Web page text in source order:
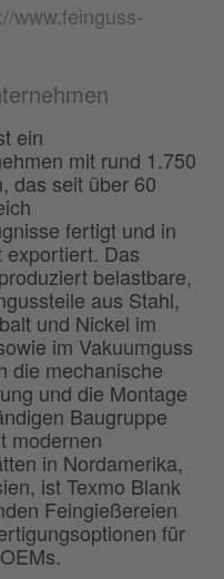
www.feinguss-
ein
mit rund 1.750
das seit über 60
fertigt und in
exportiert. Das
belastbare,
aus Stahl,
und Nickel im
im Vakuumguss
die mechanische
und die Montage
Baugruppe
modernen
in Nordamerika,
ist Texmo Blank
Feingießereien
für